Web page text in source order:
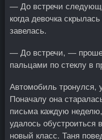
— До встречи
когда девочка
завелась.
— До встречи, —
пальцами по стеклу в
Автомобиль тронулся,
Поначалу она
письма каждую неделю,
удалось обустроиться
новый класс. Таня